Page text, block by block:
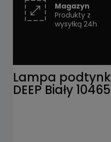
Magazyn
Produkty z
wysyłką 24h
Lampa
DEEP Biały